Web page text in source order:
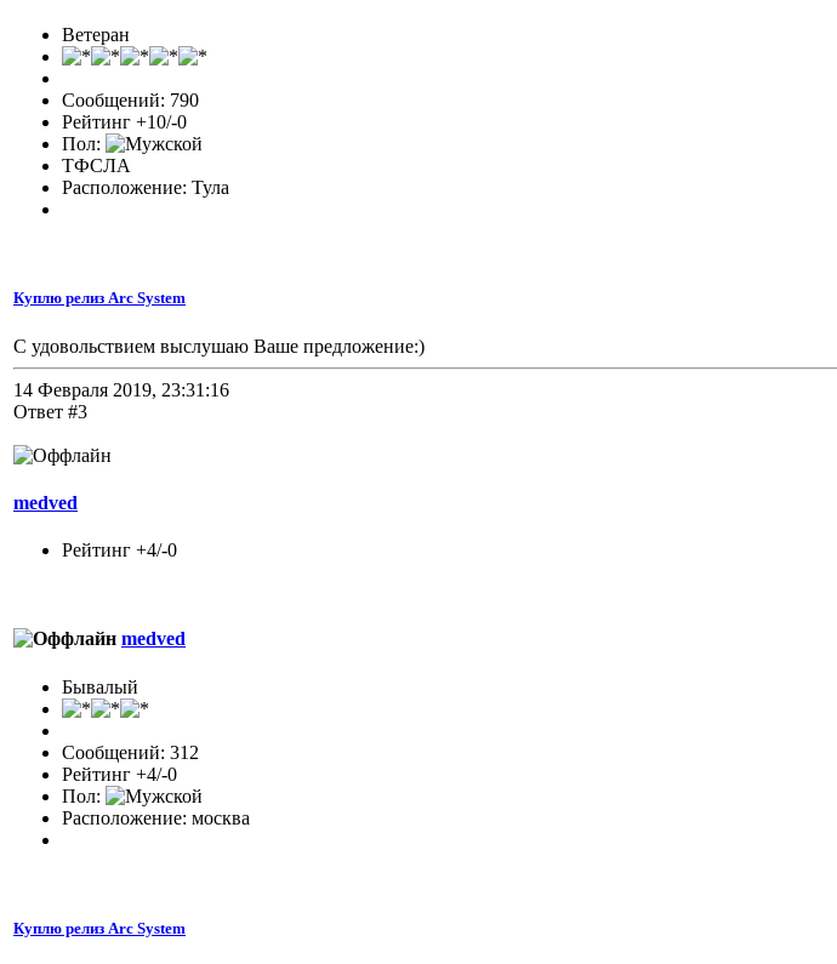
Ветеран
Сообщений: 790
Рейтинг +10/-0
Пол:
ТФСЛА
Расположение: Тула
Куплю релиз Arc System
С удовольствием выслушаю Ваше предложение:)
14 Февраля 2019, 23:31:16
Ответ #3
medved
Рейтинг +4/-0
medved
Бывалый
Сообщений: 312
Рейтинг +4/-0
Пол:
Расположение: москва
Куплю релиз Arc System